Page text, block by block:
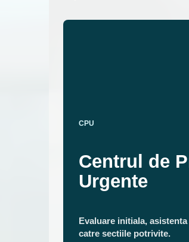
CPU
Centrul de
Urgente
Evaluare initiala,
catre sectiile potrivite.